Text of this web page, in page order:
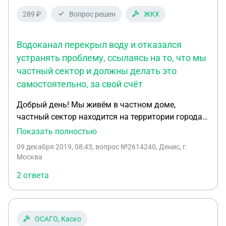
289 ₽ Вопрос решен ЖКХ
Водоканал перекрыл воду и отказался
устранять проблему, ссылаясь на то, что мы
частный сектор и должны делать это
самостоятельно, за свой счёт
Добрый день! Мы живём в частном доме,
частный сектор находится на территории города.
Не имеет отношения ни к каким снт, и прочим
городскому водоснабжению. Недавно произошел
Водоканал перекрыл воду и отказался устранять
проблему, ссылаясь на то, что мы частный сектор
и должны делать это самостоятельно, за свой
счёт. К тому же обрывом водопровода с большой
Показать полностью
09 декабря 2019, 08:43, вопрос №2614240, Денис, г.
Москва
2 ответа
ОСАГО, Каско